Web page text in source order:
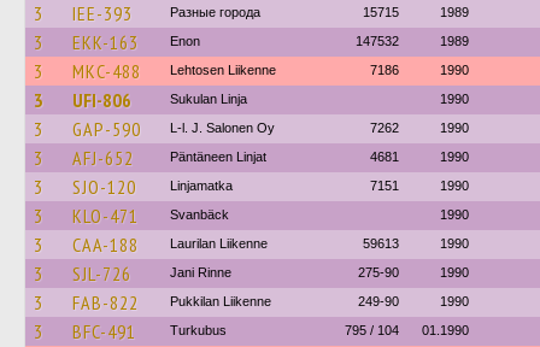
3 IEE-393 Разные города 15715 1989
3 EKK-163 Enon 147532 1989
3 MKC-488 Lehtosen Liikenne 7186 1990
3 UFI-806 Sukulan Linja 1990
3 GAP-590 L-l. J. Salonen Oy 7262 1990
3 AFJ-652 Päntäneen Linjat 4681 1990
3 SJO-120 Linjamatka 7151 1990
3 KLO-471 Svanbäck 1990
3 CAA-188 Laurilan Liikenne 59613 1990
3 SJL-726 Jani Rinne 275-90 1990
3 FAB-822 Pukkilan Liikenne 249-90 1990
3 BFC-491 Turkubus 795 / 104 01.1990